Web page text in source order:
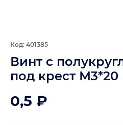
Код: 401385
Винт с
под крест
0,5 ₽